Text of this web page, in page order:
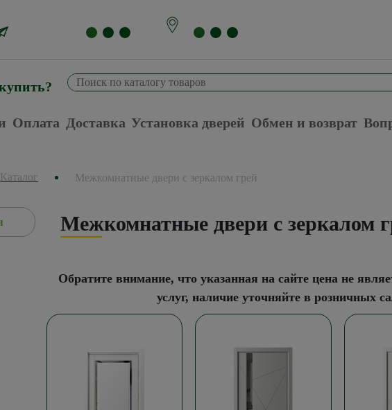
Оплата Доставка Установка дверей Обмен и возврат
Каталог Межкомнатные двери с зеркалом грей
Межкомнатные двери с зеркалом
Обратите внимание, что указанная на сайте цена не
услуг, наличие уточняйте в розничных